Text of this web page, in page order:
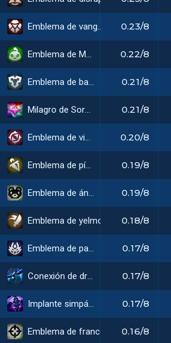
Emblema de vanguardia
Emblema de Meeple
Emblema de bastión
Milagro de Soraka
Emblema de viajante
Emblema de pícaro
Emblema de ánima
Emblema de pastor
Conexión de dron
Implante simpático
0.23/8
0.22/8
0.21/8
0.21/8
0.20/8
0.19/8
0.19/8
0.18/8
0.17/8
0.17/8
0.17/8
0.16/8